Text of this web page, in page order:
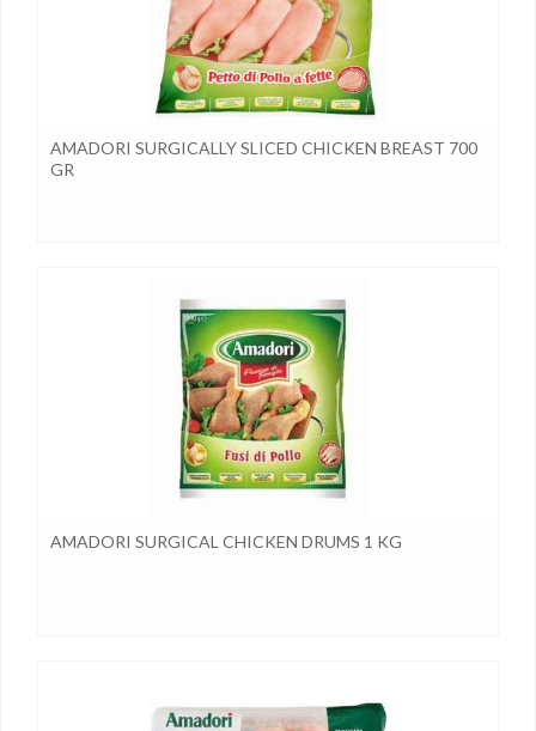
AMADORI SURGICALLY SLICED CHICKEN BREAST 700
GR
AMADORI SURGICAL CHICKEN DRUMS 1 KG